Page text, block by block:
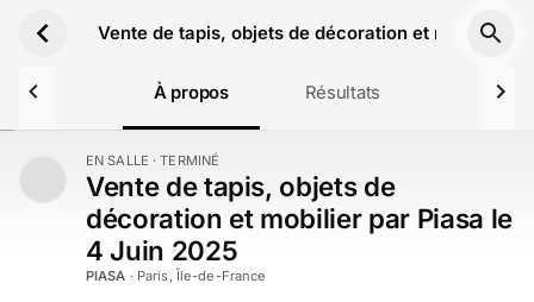
Vente de tapis, objets de décoration et mobilier
À propos Résultats
EN SALLE · TERMINÉ
Vente de tapis, objets de
décoration et mobilier par Piasa le
4 Juin 2025
PIASA · Paris, Île-de-France